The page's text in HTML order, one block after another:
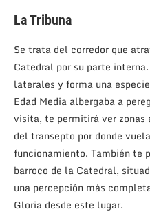
La Tribuna
Se trata del corredor que
Catedral por su parte
laterales y forma una
Edad Media albergaba a
visita, te permitirá ver zonas
del transepto por donde
funcionamiento. También te
barroco de la Catedral,
una percepción más
Gloria desde este lugar.